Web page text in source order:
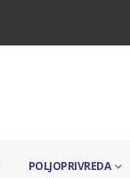
POLJOPRIVREDA